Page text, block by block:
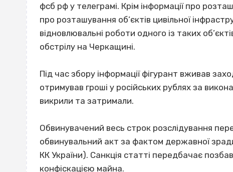
фсб рф у телеграмі. Крім інформації про
про розташування об’єктів цивільної
відновлювальні роботи одного із таких
обстрілу на Черкащині.
Під час збору інформації фігурант вживав
отримував гроші у російських рублях за
викрили та затримали.
Обвинувачений весь строк розслідування
обвинувальний акт за фактом державної
КК України). Санкція статті передбачає
конфіскацією майна.